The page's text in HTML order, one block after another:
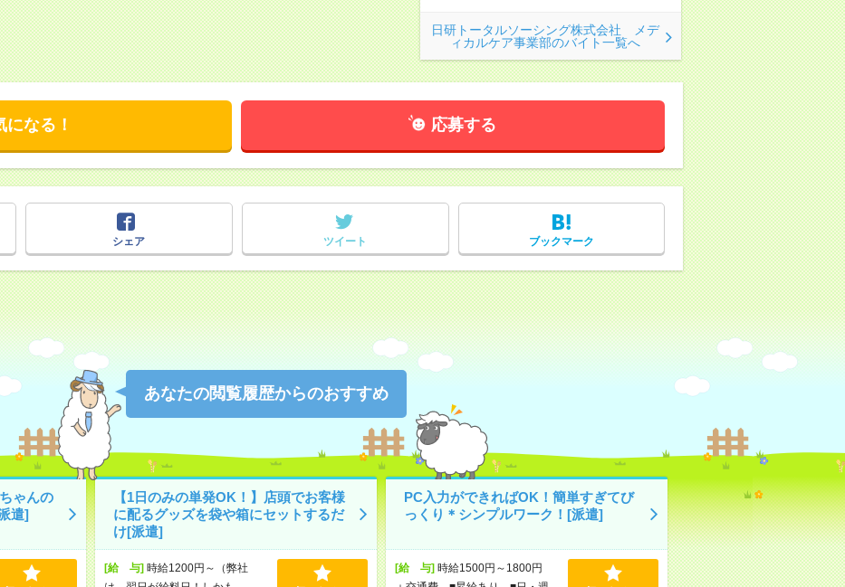
日研トータルソーシング株式会社 メデ
ィカルケア事業部のバイト一覧へ
になる！ 応募する
シェア
ツイート ブックマーク
あなたの閲覧履歴からのおすすめ
ゃんの
遣]
【1日のみの単発OK！】店頭でお客様
に配るグッズを袋や箱にセットするだ
け[派遣]
[給 与]時給1200円～（弊社
PC入力ができればOK！簡単すぎてび
っくり＊シンプルワーク！[派遣]
[給 与]時給1500円～1800円